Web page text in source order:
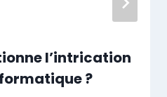
l’intrication
?